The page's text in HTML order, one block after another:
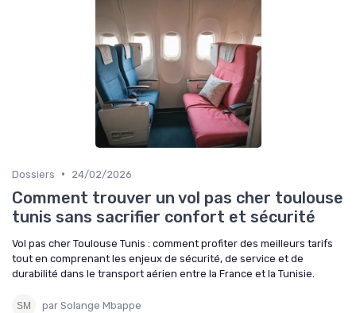
Dossiers • 24/02/2026
Comment trouver un vol pas cher toulouse
tunis sans sacrifier confort et sécurité
Vol pas cher Toulouse Tunis : comment profiter des meilleurs tarifs
tout en comprenant les enjeux de sécurité, de service et de
durabilité dans le transport aérien entre la France et la Tunisie.
par Solange Mbappe